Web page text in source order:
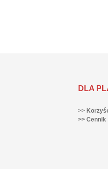
DLA
>>
>> Cennik